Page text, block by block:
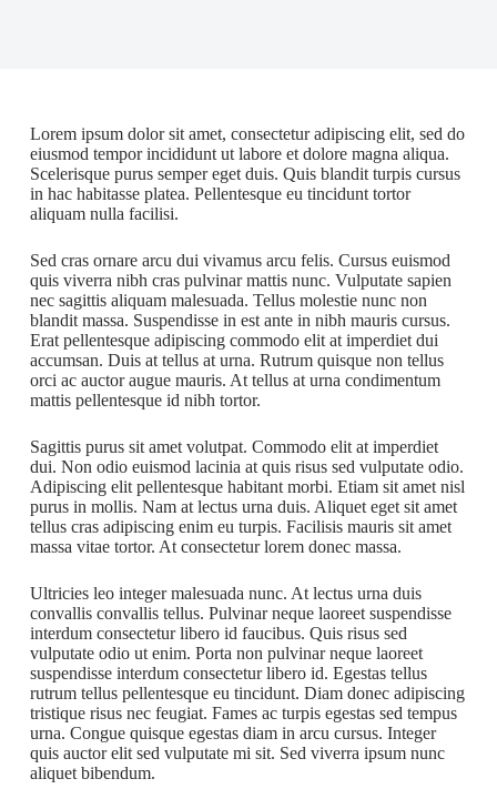
Lorem ipsum dolor sit amet, consectetur adipiscing elit, sed do
eiusmod tempor incididunt ut labore et dolore magna aliqua.
Scelerisque purus semper eget duis. Quis blandit turpis cursus
in hac habitasse platea. Pellentesque eu tincidunt tortor
aliquam nulla facilisi.
Sed cras ornare arcu dui vivamus arcu felis. Cursus euismod
quis viverra nibh cras pulvinar mattis nunc. Vulputate sapien
nec sagittis aliquam malesuada. Tellus molestie nunc non
blandit massa. Suspendisse in est ante in nibh mauris cursus.
Erat pellentesque adipiscing commodo elit at imperdiet dui
accumsan. Duis at tellus at urna. Rutrum quisque non tellus
orci ac auctor augue mauris. At tellus at urna condimentum
mattis pellentesque id nibh tortor.
Sagittis purus sit amet volutpat. Commodo elit at imperdiet
dui. Non odio euismod lacinia at quis risus sed vulputate odio.
Adipiscing elit pellentesque habitant morbi. Etiam sit amet nisl
purus in mollis. Nam at lectus urna duis. Aliquet eget sit amet
tellus cras adipiscing enim eu turpis. Facilisis mauris sit amet
massa vitae tortor. At consectetur lorem donec massa.
Ultricies leo integer malesuada nunc. At lectus urna duis
convallis convallis tellus. Pulvinar neque laoreet suspendisse
interdum consectetur libero id faucibus. Quis risus sed
vulputate odio ut enim. Porta non pulvinar neque laoreet
suspendisse interdum consectetur libero id. Egestas tellus
rutrum tellus pellentesque eu tincidunt. Diam donec adipiscing
tristique risus nec feugiat. Fames ac turpis egestas sed tempus
urna. Congue quisque egestas diam in arcu cursus. Integer
quis auctor elit sed vulputate mi sit. Sed viverra ipsum nunc
aliquet bibendum.